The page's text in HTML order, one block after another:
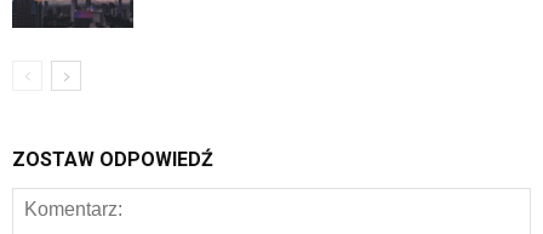
ZOSTAW ODPOWIEDŹ